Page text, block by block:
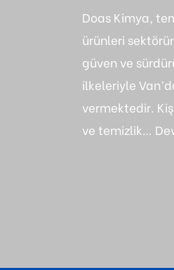
Doas Kimya,
ürünleri
güven ve
ilkeleriyle
vermektedir.
ve temizlik…